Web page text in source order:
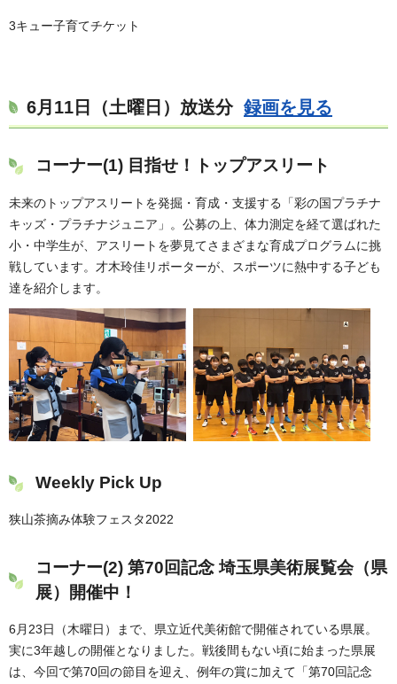
3キュー子育てチケット
6月11日（土曜日）放送分 録画を見る
コーナー(1) 目指せ！トップアスリート
未来のトップアスリートを発掘・育成・支援する「彩の国プラチナ
キッズ・プラチナジュニア」。公募の上、体力測定を経て選ばれた
小・中学生が、アスリートを夢見てさまざまな育成プログラムに挑
戦しています。才木玲佳リポーターが、スポーツに熱中する子ども
達を紹介します。
Weekly Pick Up
狭山茶摘み体験フェスタ2022
コーナー(2) 第70回記念 埼玉県美術展覧会（県
展）開催中！
6月23日（木曜日）まで、県立近代美術館で開催されている県展。
実に3年越しの開催となりました。戦後間もない頃に始まった県展
は、今回で第70回の節目を迎え、例年の賞に加えて「第70回記念